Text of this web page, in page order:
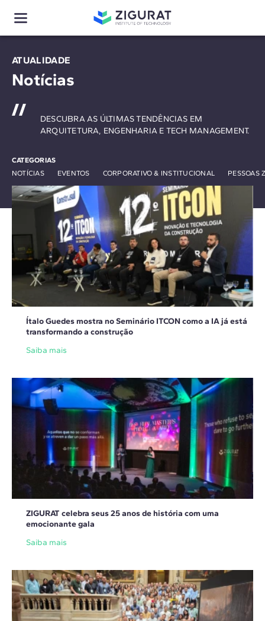
ATUALIDADE
Notícias
CATEGORIAS
NOTÍCIAS
EVENTOS CORPORATIVO & INSTITUCIONAL PESSOAS
DESCUBRA AS ÚLTIMAS TENDÊNCIAS EM
ARQUITETURA, ENGENHARIA E TECH MANAGEMENT.
Ítalo Guedes mostra no Seminário ITCON como a IA já está
transformando a construção
Saiba mais
ZIGURAT celebra seus 25 anos de história com uma
emocionante gala
Saiba mais